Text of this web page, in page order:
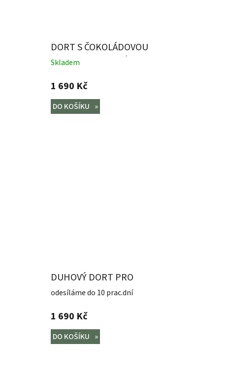
DORT S ČOKOLÁDOVOU
POLEVOU A MEDVÍDKEM
Skladem
1 690 Kč
DO KOŠÍKU
DUHOVÝ DORT PRO
KLUKY
odesíláme do 10 prac.dní
1 690 Kč
DO KOŠÍKU